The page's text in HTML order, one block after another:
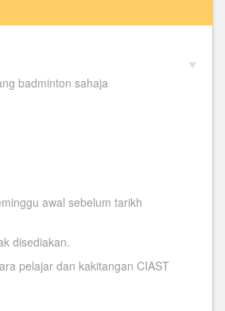
badminton sahaja
awal sebelum tarikh
disediakan.
pelajar dan kakitangan CIAST